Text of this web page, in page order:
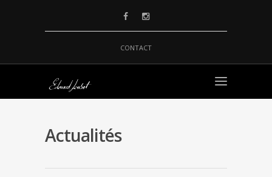
CONTACT
Actualités